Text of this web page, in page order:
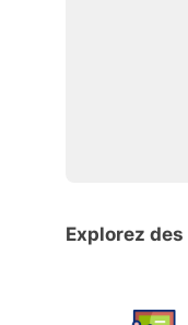
Explorez